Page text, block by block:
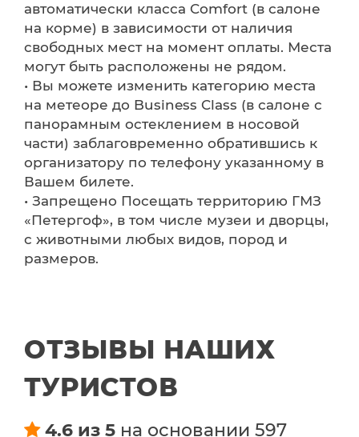
автоматически класса Comfort (в салоне
на корме) в зависимости от наличия
свободных мест на момент оплаты. Места
могут быть расположены не рядом.
• Вы можете изменить категорию места
на метеоре до Business Class (в салоне с
панорамным остеклением в носовой
части) заблаговременно обратившись к
организатору по телефону указанному в
Вашем билете.
• Запрещено Посещать территорию ГМЗ
«Петергоф», в том числе музеи и дворцы,
с животными любых видов, пород и
размеров.
ОТЗЫВЫ НАШИХ
ТУРИСТОВ
4.6 из 5 на основании 597